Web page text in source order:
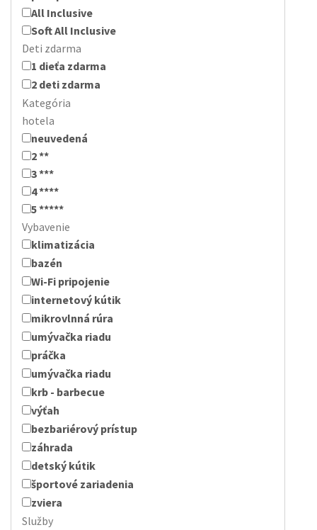
All Inclusive
Soft All Inclusive
Deti zdarma
1 dieťa zdarma
2 deti zdarma
Kategória
hotela
neuvedená
2 **
3 ***
4 ****
5 *****
Vybavenie
klimatizácia
bazén
Wi-Fi pripojenie
internetový kútik
mikrovlnná rúra
umývačka riadu
práčka
umývačka riadu
krb - barbecue
výťah
bezbariérový prístup
záhrada
detský kútik
športové zariadenia
zviera
Služby